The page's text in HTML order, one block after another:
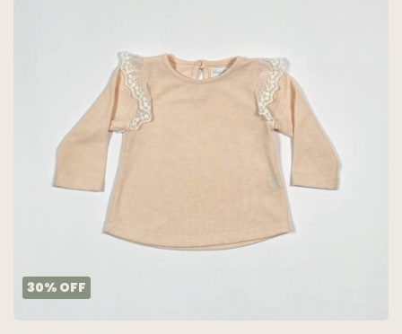
30% OFF